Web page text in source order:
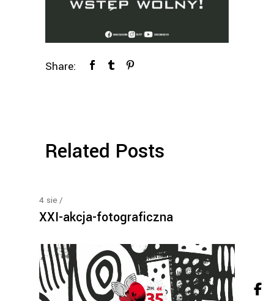
Share:
Related Posts
4 sie
XXI-akcja-fotograficzna